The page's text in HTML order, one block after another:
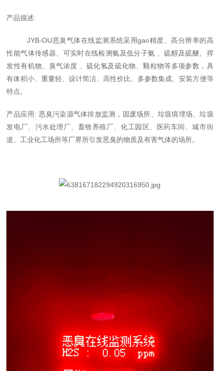
产品描述:
JYB-OU恶臭气体在线监测系统采用gao精度、高分辨率的高
性能气体传感器、可实时在线检测氨及低分子氨
、硫醇及硫醚、挥
发性有机物、臭气浓度
、硫化氢及硫化物、颗粒物等多项参数，具
有体积小、重量轻、设计简洁、高性价比、多参数集成、安装方便等
特点。
产品应用: 恶臭污染源气体排放监测，固废场所、垃圾填埋场、垃圾
发电厂、污水处理厂、畜牧养殖厂、化工园区、医药车间、城市街
道、工业化工场所等厂界所引发恶臭的物质及有害气体的场所。